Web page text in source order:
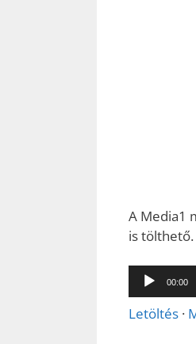
A Media1
is tölthető.
Audió
lejátszó
00:00
Letöltés ·